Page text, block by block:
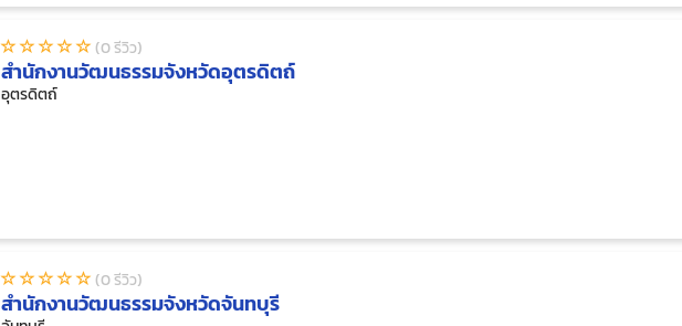
Neuro-linguistic Programing (NLP) (ศาสตร์ระดับโลกในการพัฒนาตนเอง)
Financial Mindset (ปรับความคิดการเงินส่วนบุคคลสำหรับพนักงานองค์กร)
(0 รีวิว)
สำนักงานวัฒนธรรมจังหวัดอุตรดิตถ์
อุตรดิตถ์
(0 รีวิว)
สำนักงานวัฒนธรรมจังหวัดจันทบุรี